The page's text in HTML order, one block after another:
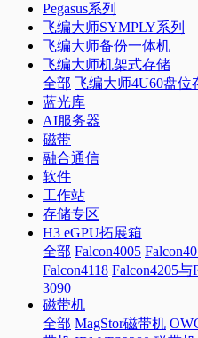
Pegasus系列
飞编大师SYMPLY系列
飞编大师备份一体机
飞编大师机架式存储
全部 飞编大师4U60盘位
蓝光库
AI服务器
磁带
融合通信
软件
工作站
存储专区
H3 eGPU拓展箱
全部 Falcon4005
Falcon4118 Falcon4205与
3090
磁带机
全部 MagStor磁带机